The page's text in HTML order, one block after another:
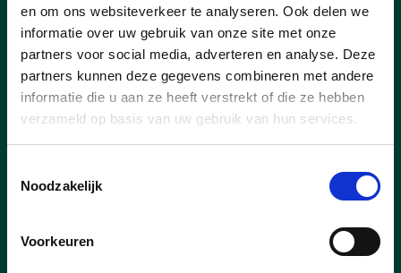
en om ons websiteverkeer te analyseren. Ook delen we
informatie over uw gebruik van onze site met onze
partners voor social media, adverteren en analyse. Deze
partners kunnen deze gegevens combineren met andere
informatie die u aan ze heeft verstrekt of die ze hebben
verzameld op basis van uw gebruik van hun services.
Noodzakelijk
Voorkeuren